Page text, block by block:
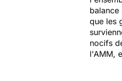
que les
nocifs
l'AMM,